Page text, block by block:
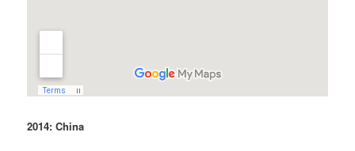
2014: China